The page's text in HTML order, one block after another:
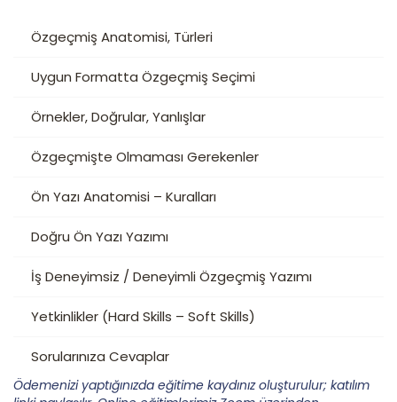
Özgeçmiş Anatomisi, Türleri
Uygun Formatta Özgeçmiş Seçimi
Örnekler, Doğrular, Yanlışlar
Özgeçmişte Olmaması Gerekenler
Ön Yazı Anatomisi – Kuralları
Doğru Ön Yazı Yazımı
İş Deneyimsiz / Deneyimli Özgeçmiş Yazımı
Yetkinlikler (Hard Skills – Soft Skills)
Sorularınıza Cevaplar
Ödemenizi yaptığınızda eğitime kaydınız oluşturulur; katılım